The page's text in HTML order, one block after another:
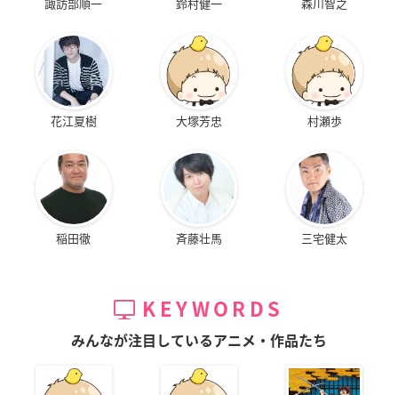
諏訪部順一 鈴村健一 森川智之
花江夏樹 大塚芳忠 村瀬歩
稲田徹 斉藤壮馬 三宅健太
KEYWORDS
みんなが注目しているアニメ・作品たち